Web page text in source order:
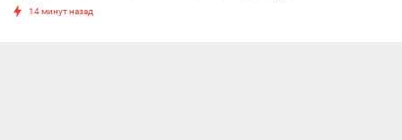
14 минут назад